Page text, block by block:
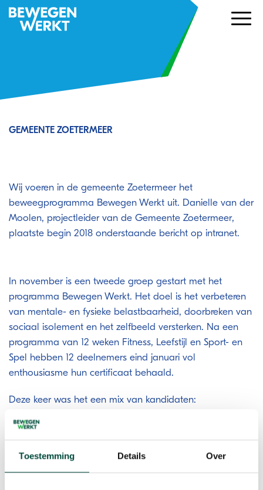
Toestemming Details Over
GEMEENTE ZOETERMEER
Wij voeren in de gemeente Zoetermeer het
beweegprogramma Bewegen Werkt uit. Danielle van der
Moolen, projectleider van de Gemeente Zoetermeer,
plaatste begin 2018 onderstaande bericht op intranet.
In november is een tweede groep gestart met het
programma Bewegen Werkt. Het doel is het verbeteren
van mentale- en fysieke belastbaarheid, doorbreken van
sociaal isolement en het zelfbeeld versterken. Na een
programma van 12 weken Fitness, Leefstijl en Sport- en
Spel hebben 12 deelnemers eind januari vol
enthousiasme hun certificaat behaald.
Deze keer was het een mix van kandidaten:
met lange afstand tot arbeidsmarkt. Vooraf waren we
en we zijn blij dat de resultaten nog beter zijn dan vorige
keer. Niet alleen heeft 85% het programma succesvol